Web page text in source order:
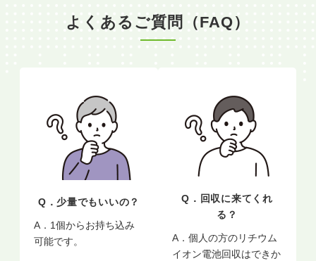
よくあるご質問（FAQ）
Q．少量でもいいの？
A．1個からお持ち込み
可能です。
Q．回収に来てくれ
る？
A．個人の方のリチウム
イオン電池回収はできか